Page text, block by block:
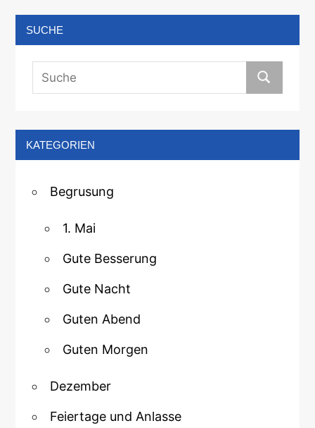
SUCHE
KATEGORIEN
Begrusung
1. Mai
Gute Besserung
Gute Nacht
Guten Abend
Guten Morgen
Dezember
Feiertage und Anlasse